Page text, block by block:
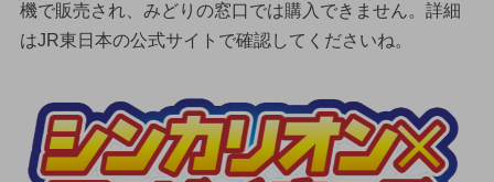
機で販売され、みどりの窓口では購入できません。詳細
はJR東日本の公式サイトで確認してくださいね。